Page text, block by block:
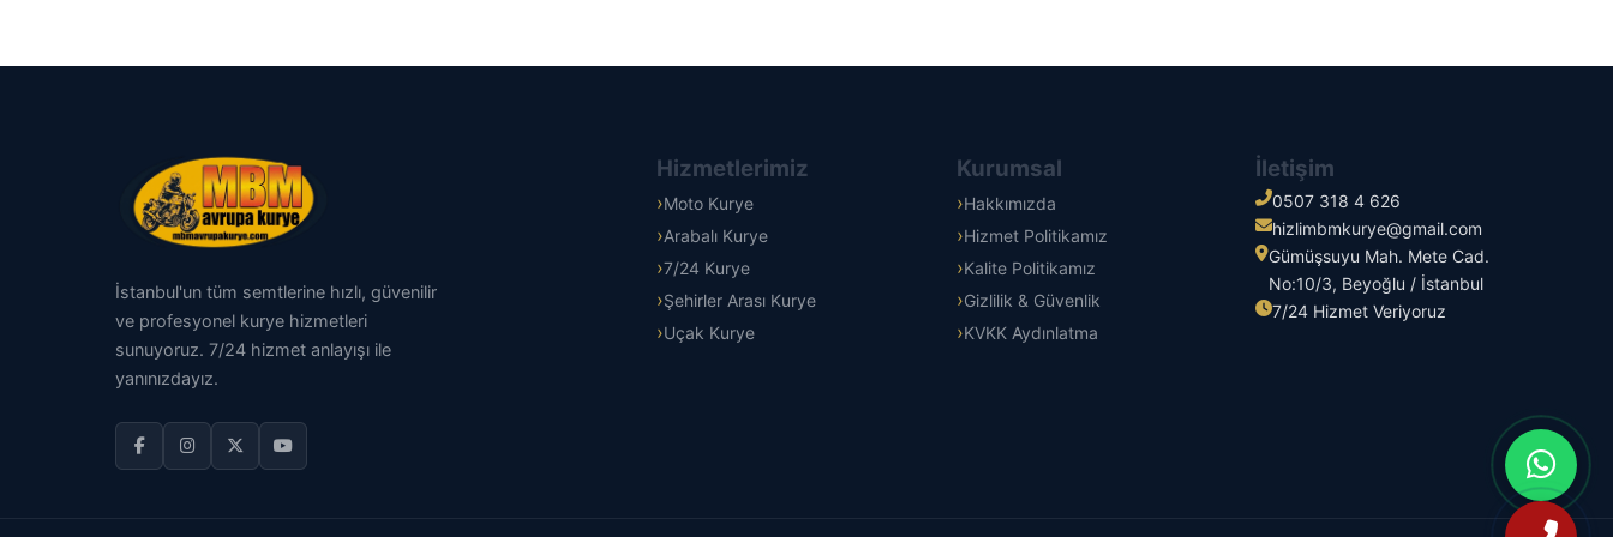
İstanbul'un tüm semtlerine hızlı, güvenilir
ve profesyonel kurye hizmetleri
sunuyoruz. 7/24 hizmet anlayışı ile
yanınızdayız.
Hizmetlerimiz
Moto Kurye
Arabalı Kurye
7/24 Kurye
Şehirler Arası Kurye
Uçak Kurye
Kurumsal
Hakkımızda
Hizmet Politikamız
Kalite Politikamız
Gizlilik & Güvenlik
KVKK Aydınlatma
İletişim
0507 318 4 626
hizlimbmkurye@gmail.com
Gümüşsuyu Mah. Mete Cad.
No:10/3, Beyoğlu / İstanbul
7/24 Hizmet Veriyoruz